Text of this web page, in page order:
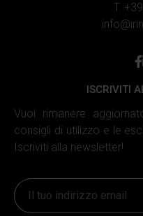
T.
ISCRIVITI
Vuoi rimanere
consigli di utilizzo e le
Iscriviti alla newsletter!